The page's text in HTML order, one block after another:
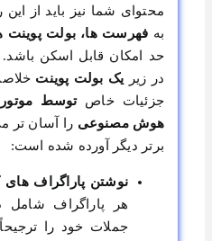
محتوای شما نیز باید از
به فهرست ‌ها، بولت پوینت‌
حد امکان قابل اسکن
در زیر یک بولت پوینت
جزئیات خاصتوسط
هوش مصنوعی را آسان ‌تر
برتر دیگر آورده شده است:
نوشتن پاراگراف‌ های
هر پاراگراف